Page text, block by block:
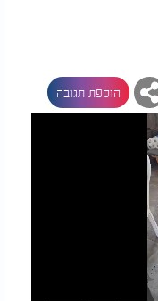
הוספת תגובה